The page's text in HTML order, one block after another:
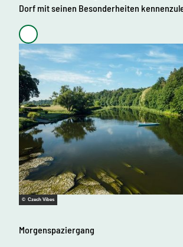
Dorf mit seinen Besonderheiten
© Czech Vibes
Morgenspaziergang